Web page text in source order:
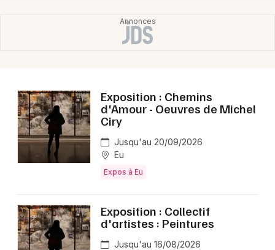
Exposition : Chemins
d'Amour - Oeuvres de Michel
Ciry
Jusqu'au 20/09/2026
Eu
Expos à Eu
Exposition : Collectif
d'artistes : Peintures
Jusqu'au 16/08/2026